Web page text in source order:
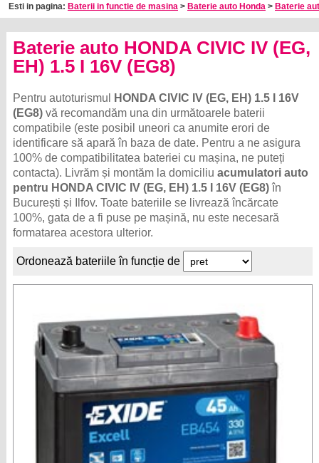
Esti in pagina: Baterii in functie de masina > Baterie auto Honda > Baterie
Baterie auto HONDA CIVIC IV (EG,
EH) 1.5 I 16V (EG8)
Pentru autoturismul
HONDA CIVIC IV (EG, EH) 1.5 I 16V
(EG8) vă recomandăm una din următoarele baterii
compatibile (este posibil uneori ca anumite erori de
identificare să apară în baza de date. Pentru a ne asigura
100% de compatibilitatea bateriei cu mașina, ne puteți
contacta). Livrăm și montăm la domiciliuacumulatori auto
pentru HONDA CIVIC IV (EG, EH) 1.5 I 16V (EG8)în
București și Ilfov. Toate bateriile se livrează încărcate
100%, gata de a fi puse pe mașină, nu este necesară
formatarea acestora ulterior.
Ordonează bateriile în funcție de